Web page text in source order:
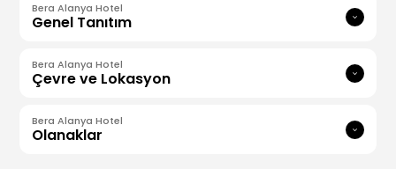
Bera Alanya Hotel
Genel Tanıtım
Bera Alanya Hotel
Çevre ve Lokasyon
Bera Alanya Hotel
Olanaklar